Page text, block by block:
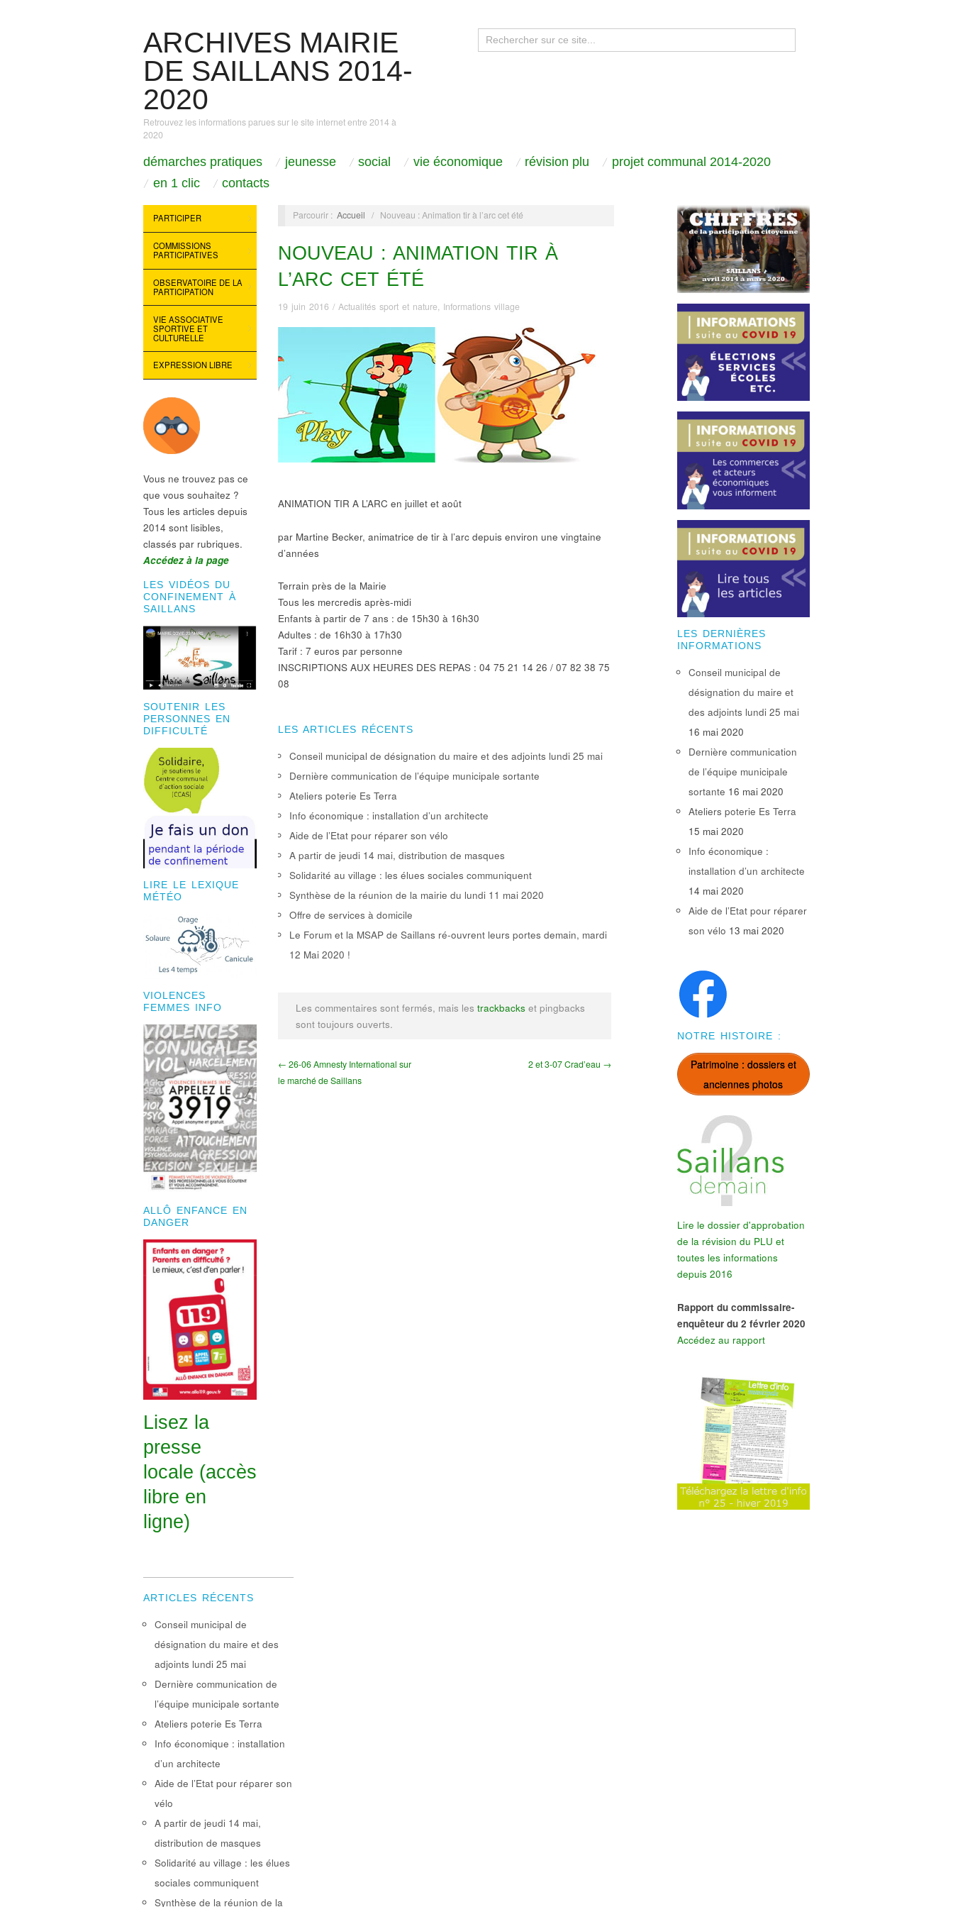
ARCHIVES MAIRIE
DE SAILLANS 2014-
2020
Retrouvez les informations parues sur le site internet entre 2014 à
2020
démarches pratiques jeunesse social vie économique révision plu
projet communal 2014-2020
en 1 clic
contacts
PARTICIPER
COMMISSIONS
PARTICIPATIVES
OBSERVATOIRE DE LA
PARTICIPATION
VIE ASSOCIATIVE
SPORTIVE ET
CULTURELLE
EXPRESSION LIBRE
Vous ne trouvez pas ce
que vous souhaitez ?
Tous les articles depuis
2014 sont lisibles,
classés par rubriques.
Accédez à la page
LES VIDÉOS DU
CONFINEMENT À
SAILLANS
SOUTENIR LES
PERSONNES EN
DIFFICULTÉ
LIRE LE LEXIQUE
MÉTÉO
VIOLENCES
FEMMES INFO
ALLÔ ENFANCE EN
DANGER
Lisez la
presse
locale (accès
libre en
ligne)
Parcourir : Accueil / Nouveau : Animation tir à l’arc cet été
NOUVEAU : ANIMATION TIR À
L’ARC CET ÉTÉ
19 juin 2016 / Actualités sport et nature Informations village
ANIMATION TIR A L’ARC en juillet et août
par Martine Becker, animatrice de tir à l’arc depuis environ une vingtaine
d’années
Terrain près de la Mairie
Tous les mercredis après-midi
Enfants à partir de 7 ans : de 15h30 à 16h30
Adultes : de 16h30 à 17h30
Tarif : 7 euros par personne
INSCRIPTIONS AUX HEURES DES REPAS : 04 75 21 14 26 / 07 82 38 75
08
LES ARTICLES RÉCENTS
Conseil municipal de désignation du maire et des adjoints lundi 25 mai
Dernière communication de l’équipe municipale sortante
Ateliers poterie Es Terra
Info économique : installation d’un architecte
Aide de l’Etat pour réparer son vélo
A partir de jeudi 14 mai, distribution de masques
Solidarité au village : les élues sociales communiquent
Synthèse de la réunion de la mairie du lundi 11 mai 2020
Offre de services à domicile
Le Forum et la MSAP de Saillans ré-ouvrent leurs portes demain, mardi
12 Mai 2020 !
Les commentaires sont fermés, mais les trackbacks et pingbacks
sont toujours ouverts.
← 26-06 Amnesty International sur
le marché de Saillans
2 et 3-07 Crad’eau →
LES DERNIÈRES
INFORMATIONS
Conseil municipal de
désignation du maire et
des adjoints lundi 25 mai
16 mai 2020
Dernière communication
de l’équipe municipale
sortante 16 mai 2020
Ateliers poterie Es Terra
15 mai 2020
Info économique :
installation d’un architecte
14 mai 2020
Aide de l’Etat pour réparer
son vélo 13 mai 2020
NOTRE HISTOIRE :
Patrimoine : dossiers et
anciennes photos
Lire le dossier d'approbation
de la révision du PLU et
toutes les informations
depuis 2016
Rapport du commissaire-
enquêteur du 2 février 2020
Accédez au rapport
ARTICLES RÉCENTS
Conseil municipal de
désignation du maire et des
adjoints lundi 25 mai
Dernière communication de
l’équipe municipale sortante
Ateliers poterie Es Terra
Info économique : installation
d’un architecte
Aide de l’Etat pour réparer son
vélo
A partir de jeudi 14 mai,
distribution de masques
Solidarité au village : les élues
sociales communiquent
Synthèse de la réunion de la